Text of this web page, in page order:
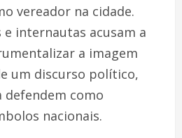
vereador na cidade.
internautas acusam a
a imagem
um discurso político,
como
nacionais.